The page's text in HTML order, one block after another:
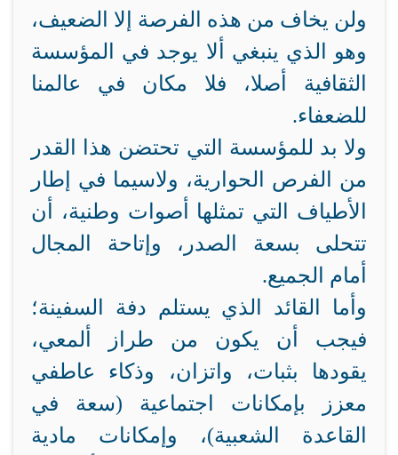
ولن يخاف من هذه الفرصة إلا الضعيف،
وهو الذي ينبغي ألا يوجد في المؤسسة
الثقافية أصلا، فلا مكان في عالمنا
للضعفاء.
ولا بد للمؤسسة التي تحتضن هذا القدر
من الفرص الحوارية، ولاسيما في إطار
الأطياف التي تمثلها أصوات وطنية، أن
تتحلى بسعة الصدر، وإتاحة المجال
أمام الجميع.
وأما القائد الذي يستلم دفة السفينة؛
فيجب أن يكون من طراز ألمعي،
يقودها بثبات، واتزان، وذكاء عاطفي
معزز بإمكانات اجتماعية (سعة في
القاعدة الشعبية)، وإمكانات مادية